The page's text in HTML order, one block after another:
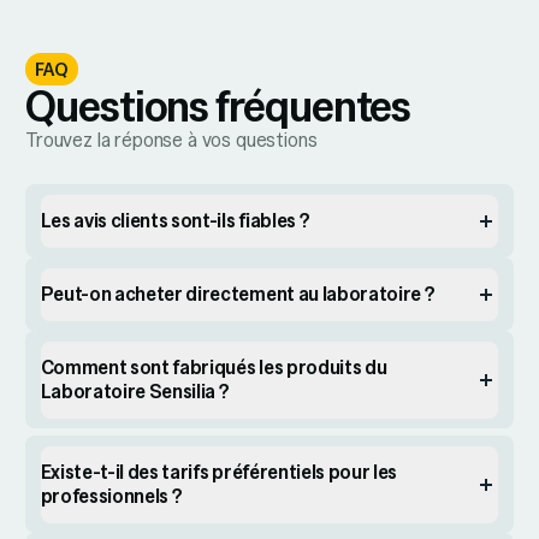
FAQ
Questions fréquentes
Trouvez la réponse à vos questions
Les avis clients sont-ils fiables ?
Peut-on acheter directement au laboratoire ?
Comment sont fabriqués les produits du
Laboratoire Sensilia ?
Existe-t-il des tarifs préférentiels pour les
professionnels ?